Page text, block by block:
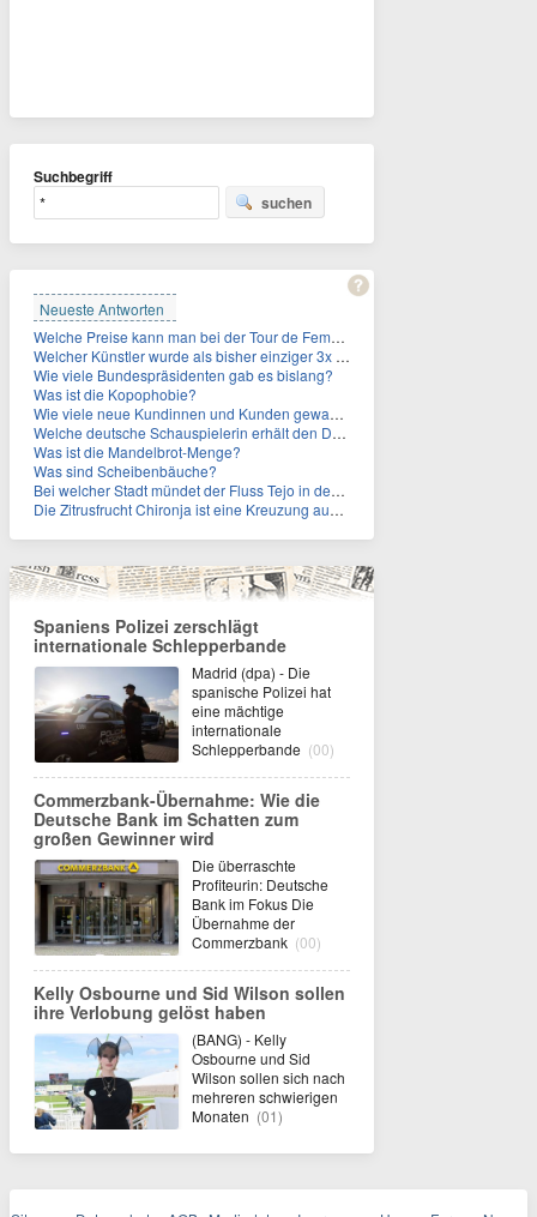
Suchbegriff
suchen
Neueste Antworten
Welche Preise kann man bei der Tour de Femmes 2026 gewinnen?
Welcher Künstler wurde als bisher einziger 3x in die Rock and Roll Hall of Fame aufgenommen?
Wie viele Bundespräsidenten gab es bislang?
Was ist die Kopophobie?
Wie viele neue Kundinnen und Kunden gewann MagentaTV allein durch die WM hinzu?
Welche deutsche Schauspielerin erhält den Deutschen Kulturpolitikpreis?
Was ist die Mandelbrot-Menge?
Was sind Scheibenbäuche?
Bei welcher Stadt mündet der Fluss Tejo in den Atlantik?
Die Zitrusfrucht Chironja ist eine Kreuzung aus welchen Früchten?
Spaniens Polizei zerschlägt
internationale Schlepperbande
Madrid (dpa) - Die
spanische Polizei hat
eine mächtige
internationale
Schlepperbande (00)
Commerzbank-Übernahme: Wie die
Deutsche Bank im Schatten zum
großen Gewinner wird
Die überraschte
Profiteurin: Deutsche
Bank im Fokus Die
Übernahme der
Commerzbank (00)
Kelly Osbourne und Sid Wilson sollen
ihre Verlobung gelöst haben
(BANG) - Kelly
Osbourne und Sid
Wilson sollen sich nach
mehreren schwierigen
Monaten (01)